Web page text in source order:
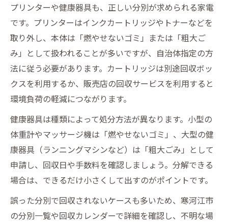
プリンターや健康器具も、正しい分別が求められる家電
です。プリンターはインクカートリッジやトナーなどを
取り外し、本体は「燃やせないゴミ」または「粗大ご
み」として扱われることが多いですが、自治体指定の方
法に従う必要があります。カートリッジは別途回収ボッ
クスを利用するか、販売店の回収サービスを利用すると
環境負荷の軽減につながります。
健康器具は種類によって処分方法が異なります。小型の
体重計やマッサージ機は「燃やせないゴミ」、大型の健
康器具（ランニングマシンなど）は「粗大ごみ」として
申請し、回収日や手数料を確認しましょう。分解できる
場合は、できるだけ小さくして出すのがポイントです。
誤った分別で回収されないケースも多いため、寒河江市
の分別一覧や回収カレンダーで詳細を確認し、不明な場